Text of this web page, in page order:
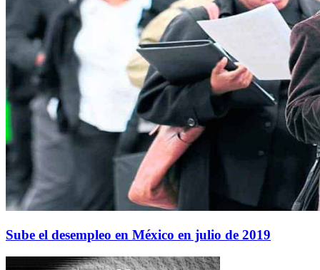
Sube el desempleo en México en julio de 2019